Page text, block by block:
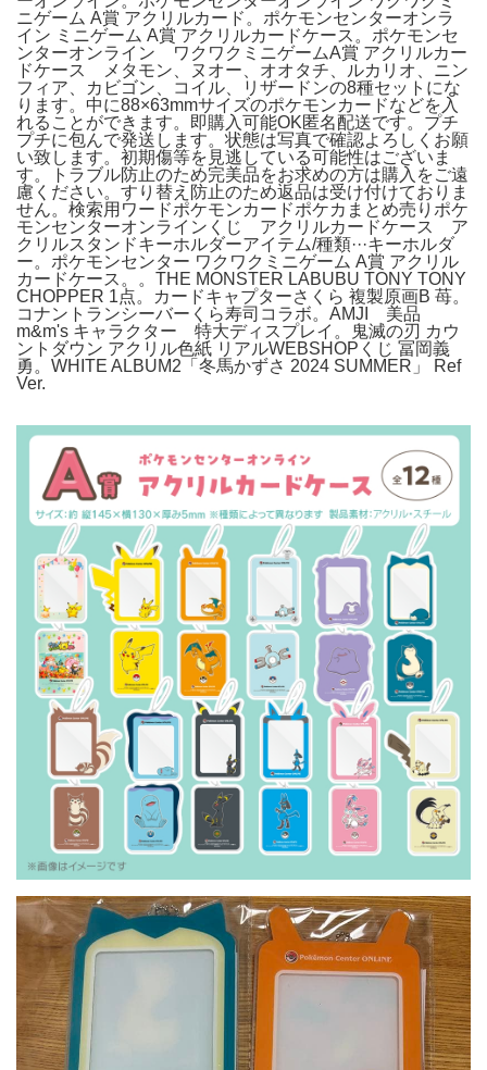
ニゲーム A賞 アクリルカード。ポケモンセンターオンラ
イン ミニゲーム A賞 アクリルカードケース。ポケモンセ
ンターオンライン ワクワクミニゲームA賞 アクリルカー
ドケース メタモン、ヌオー、オオタチ、ルカリオ、ニン
フィア、カビゴン、コイル、リザードンの8種セットにな
ります。中に88×63mmサイズのポケモンカードなどを入
れることができます。即購入可能OK匿名配送です。プチ
プチに包んで発送します。状態は写真で確認よろしくお願
い致します。初期傷等を見逃している可能性はございま
す。トラブル防止のため完美品をお求めの方は購入をご遠
慮ください。すり替え防止のため返品は受け付けておりま
せん。検索用ワードポケモンカードポケカまとめ売りポケ
モンセンターオンラインくじ アクリルカードケース ア
クリルスタンドキーホルダーアイテム/種類···キーホルダ
ー。ポケモンセンター ワクワクミニゲーム A賞 アクリル
カードケース。。THE MONSTER LABUBU TONY TONY
CHOPPER 1点。カードキャプターさくら 複製原画B 苺。
コナントランシーバーくら寿司コラボ。AMJI 美品
m&m's キャラクター 特大ディスプレイ。鬼滅の刃 カウ
ントダウン アクリル色紙 リアルWEBSHOPくじ 冨岡義
勇。WHITE ALBUM2「冬馬かずさ 2024 SUMMER」 Ref
Ver.